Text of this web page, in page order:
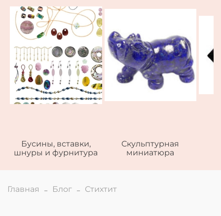
Бусины, вставки,
шнуры и фурнитура
Скульптурная
миниатюра
Главная Блог Стихтит